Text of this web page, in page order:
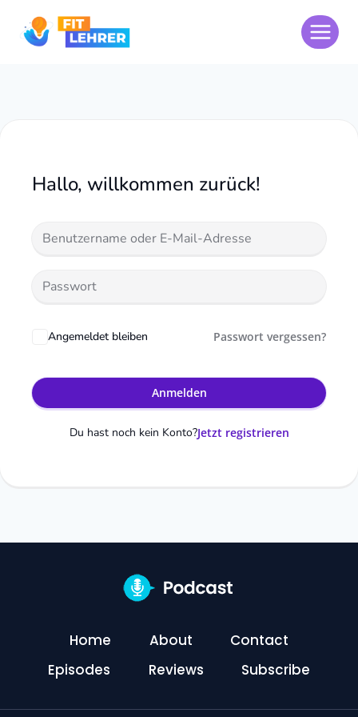
Inhalt
Hallo, willkommen zurück!
Angemeldet bleiben Passwort vergessen?
Anmelden
Du hast noch kein Konto?Jetzt registrieren
Home About
Contact
Episodes
Reviews Subscribe